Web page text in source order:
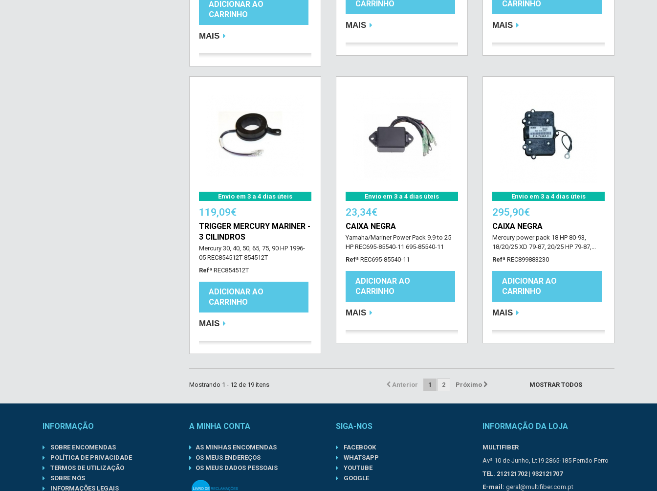
ADICIONAR AO
CARRINHO
MAIS
CARRINHO
MAIS
CARRINHO
MAIS
Envio em 3 a 4 dias úteis
119,09€
TRIGGER MERCURY MARINER -
3 CILINDROS
Mercury 30, 40, 50, 65, 75, 90 HP 1996-
05 REC854512T 854512T
Refª REC854512T
ADICIONAR AO
CARRINHO
MAIS
Envio em 3 a 4 dias úteis
23,34€
CAIXA NEGRA
Yamaha/Mariner Power Pack 9.9 to 25
HP REC695-85540-11 695-85540-11
Refª REC695-85540-11
ADICIONAR AO
CARRINHO
MAIS
Envio em 3 a 4 dias úteis
295,90€
CAIXA NEGRA
Mercury power pack 18 HP 80-93,
18/20/25 XD 79-87, 20/25 HP 79-87,...
Refª REC899883230
ADICIONAR AO
CARRINHO
MAIS
MOSTRAR TODOS
Anterior 1 2 Próximo
Mostrando 1 - 12 de 19 itens
INFORMAÇÃO
SOBRE ENCOMENDAS
POLÍTICA DE PRIVACIDADE
TERMOS DE UTILIZAÇÃO
SOBRE NÓS
INFORMAÇÕES LEGAIS
A MINHA CONTA
AS MINHAS ENCOMENDAS
OS MEUS ENDEREÇOS
OS MEUS DADOS PESSOAIS
SIGA-NOS
FACEBOOK
WHATSAPP
YOUTUBE
GOOGLE
INFORMAÇÃO DA LOJA
MULTIFIBER
Avª 10 de Junho, Lt19 2865-185 Fernão Ferro
TEL. 212121702 | 932121707
E-mail: geral@multifiber.com.pt